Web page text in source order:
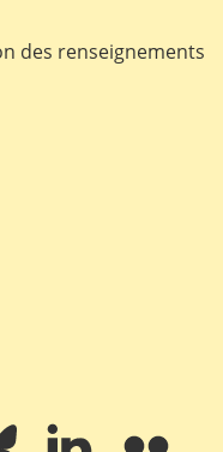
des renseignements